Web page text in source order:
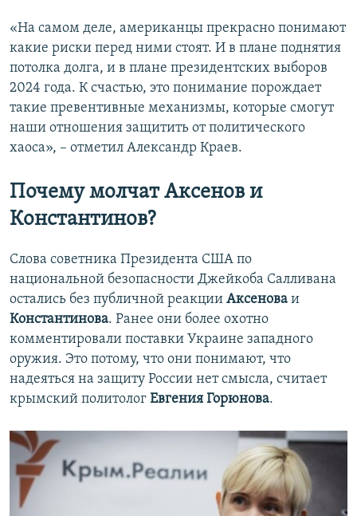
«На самом деле, американцы прекрасно понимают
какие риски перед ними стоят. И в плане поднятия
потолка долга, и в плане президентских выборов
2024 года. К счастью, это понимание порождает
такие превентивные механизмы, которые смогут
наши отношения защитить от политического
хаоса», – отметил Александр Краев.
Почему молчат Аксенов и
Константинов?
Слова советника Президента США по
национальной безопасности Джейкоба Салливана
остались без публичной реакции Аксенова и
Константинова. Ранее они более охотно
комментировали поставки Украине западного
оружия. Это потому, что они понимают, что
надеяться на защиту России нет смысла, считает
крымский политолог Евгения Горюнова.